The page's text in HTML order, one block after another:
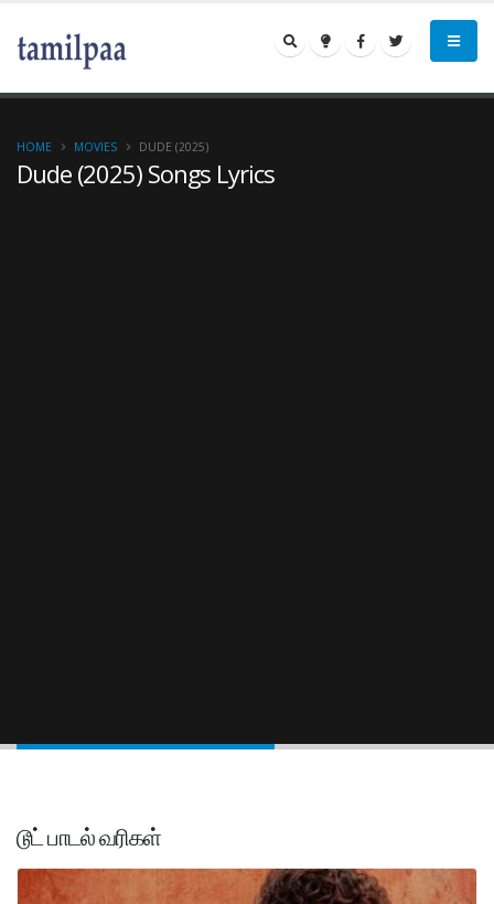
Dude (2025) Songs Lyrics
HOME MOVIES DUDE (2025)
டூட் பாடல் வரிகள்